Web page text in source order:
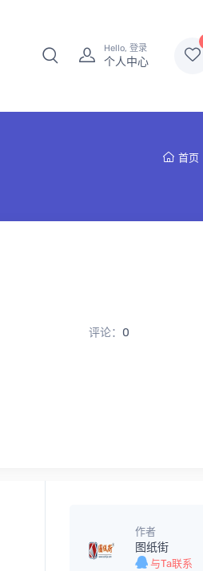
Hello, 登录
个人中心
首页
评论： 0
作者
图纸街
与Ta联系